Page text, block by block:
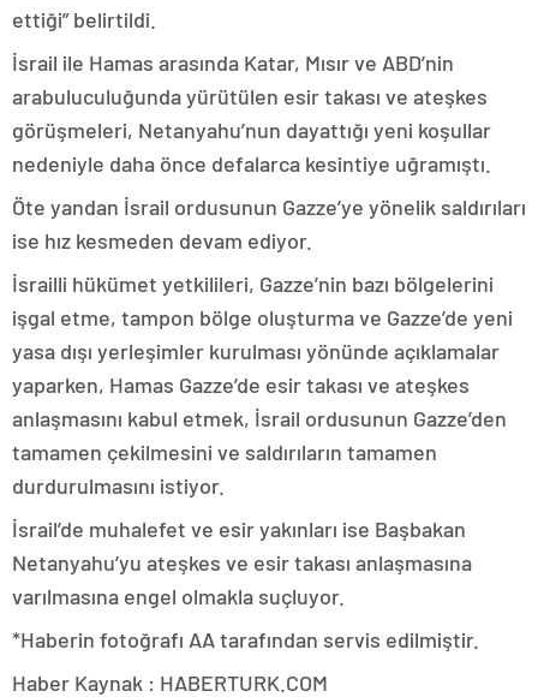
ettiği” belirtildi.
İsrail ile Hamas arasında Katar, Mısır ve ABD’nin
arabuluculuğunda yürütülen esir takası ve ateşkes
görüşmeleri, Netanyahu’nun dayattığı yeni koşullar
nedeniyle daha önce defalarca kesintiye uğramıştı.
Öte yandan İsrail ordusunun Gazze’ye yönelik saldırıları
ise hız kesmeden devam ediyor.
İsrailli hükümet yetkilileri, Gazze’nin bazı bölgelerini
işgal etme, tampon bölge oluşturma ve Gazze’de yeni
yasa dışı yerleşimler kurulması yönünde açıklamalar
yaparken, Hamas Gazze’de esir takası ve ateşkes
anlaşmasını kabul etmek, İsrail ordusunun Gazze’den
tamamen çekilmesini ve saldırıların tamamen
durdurulmasını istiyor.
İsrail’de muhalefet ve esir yakınları ise Başbakan
Netanyahu’yu ateşkes ve esir takası anlaşmasına
varılmasına engel olmakla suçluyor.
*Haberin fotoğrafı AA tarafından servis edilmiştir.
Haber Kaynak : HABERTURK.COM